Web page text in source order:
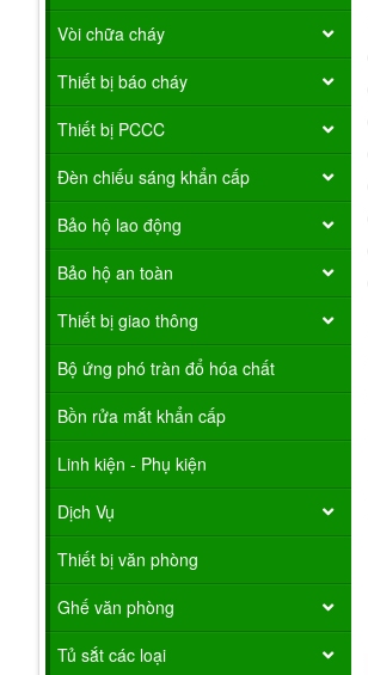
Vòi chữa cháy
Thiết bị báo cháy
Thiết bị PCCC
Đèn chiếu sáng khẩn cấp
Bảo hộ lao động
Bảo hộ an toàn
Thiết bị giao thông
Bộ ứng phó tràn đổ hóa chất
Bồn rửa mắt khẩn cấp
Linh kiện - Phụ kiện
Dịch Vụ
Thiết bị văn phòng
Ghế văn phòng
Tủ sắt các loại